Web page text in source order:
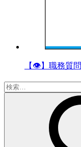
【👁】職務質
検
索: